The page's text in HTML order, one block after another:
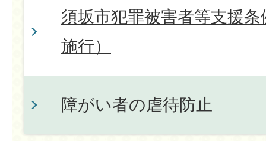
須坂市犯罪被害者等支援
施行）
障がい者の虐待防止